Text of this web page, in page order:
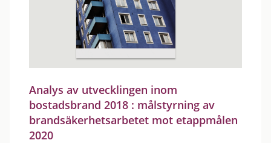
Analys av utvecklingen inom
bostadsbrand 2018 : målstyrning av
brandsäkerhetsarbetet mot etappmålen
2020